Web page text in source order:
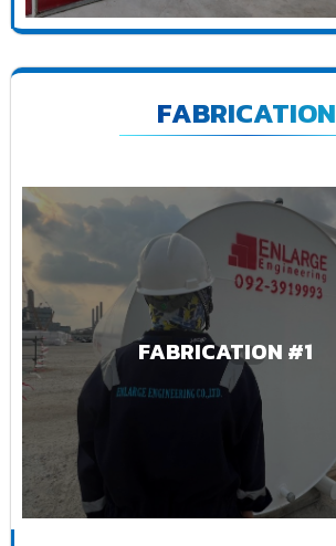
FABRICATION
FABRICATION #1